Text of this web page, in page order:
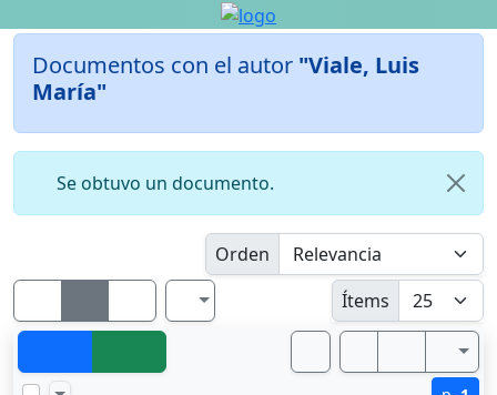
Documentos con el autor "Viale, Luis
María"
Se obtuvo un documento.
Orden
Ítems